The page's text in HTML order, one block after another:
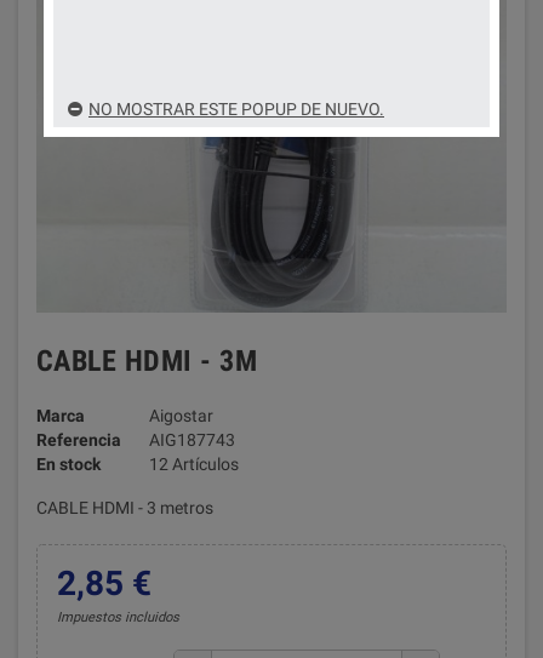
CABLE HDMI - 3M
Marca
Aigostar
Referencia
AIG187743
En stock
12 Artículos
CABLE HDMI - 3 metros
2,85 €
Impuestos incluidos
NO MOSTRAR ESTE POPUP DE NUEVO.